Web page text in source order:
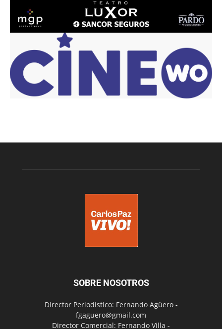
SOBRE NOSOTROS
Director Periodístico: Fernando Agüero -
fgaguero@gmail.com
Director Comercial: Fernando Villa -